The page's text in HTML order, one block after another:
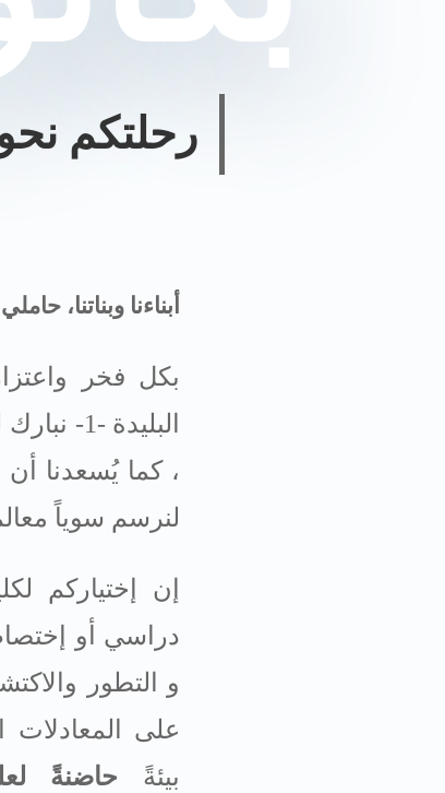
رحلتكم
أبناءنا وبناتنا، حاملي
بكل فخر
البليدة -1-
، كما يُسعدنا أن
لنرسم سوياً
إن إختياركم
دراسي أو
و التطور
على المعادلات
بيئةً
حاضنةً